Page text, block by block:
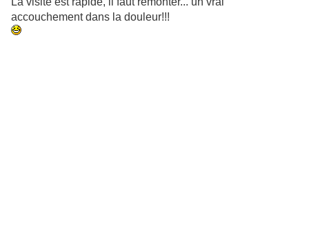
accouchement dans la douleur!!!